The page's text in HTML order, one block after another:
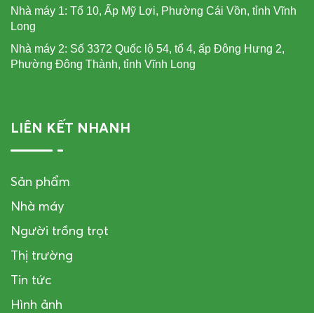
Nhà máy 1: Tổ 10, Ấp Mỹ Lợi, Phường Cái Vồn, tỉnh Vĩnh
Long
Nhà máy 2: Số 3372 Quốc lộ 54, tổ 4, ấp Đông Hưng 2,
Phường Đông Thành, tỉnh Vĩnh Long
LIÊN KẾT NHANH
Sản phẩm
Nhà máy
Người trồng trọt
Thị trường
Tin tức
Hình ảnh